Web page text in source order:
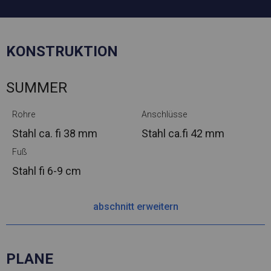
KONSTRUKTION
SUMMER
Rohre
Stahl ca. fi 38 mm
Anschlüsse
Stahl ca.fi 42 mm
Fuß
Stahl fi 6-9 cm
abschnitt erweitern
PLANE